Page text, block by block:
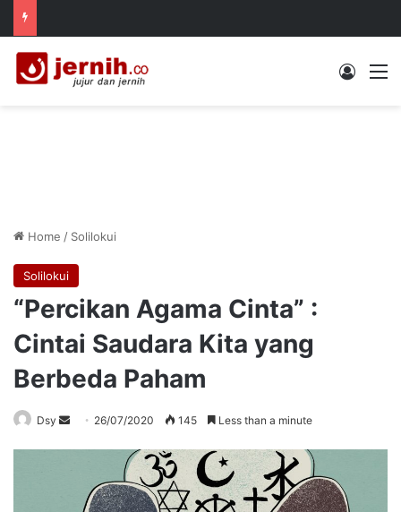
Log In
Home / Solilokui
Solilokui
“Percikan Agama Cinta” :
Cintai Saudara Kita yang
Berbeda Paham
Dsy
Send 26/07/2020 145 Less than a minute